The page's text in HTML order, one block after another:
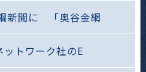
新聞に 「奥谷金網
トワーク社のE